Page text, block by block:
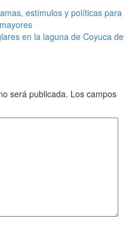
estímulos y políticas para
en la laguna de Coyuca de
será publicada. Los campos